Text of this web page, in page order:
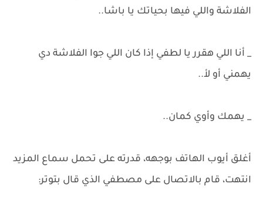
الفلاشة واللي فيها بحياتك يا باشا..
_ أنا اللي هقرر يا لطفي إذا كان اللي جوا الفلاشة دي
يهمني أو لأ..
_ يهمك وأوي كمان..
أغلق أيوب الهاتف بوجهه، قدرته على تحمل سماع المزيد
انتهت، قام بالاتصال على مصطفي الذي قال بتوتر: